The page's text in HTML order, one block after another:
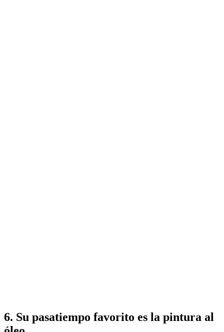
6. Su pasatiempo favorito es la pintura al